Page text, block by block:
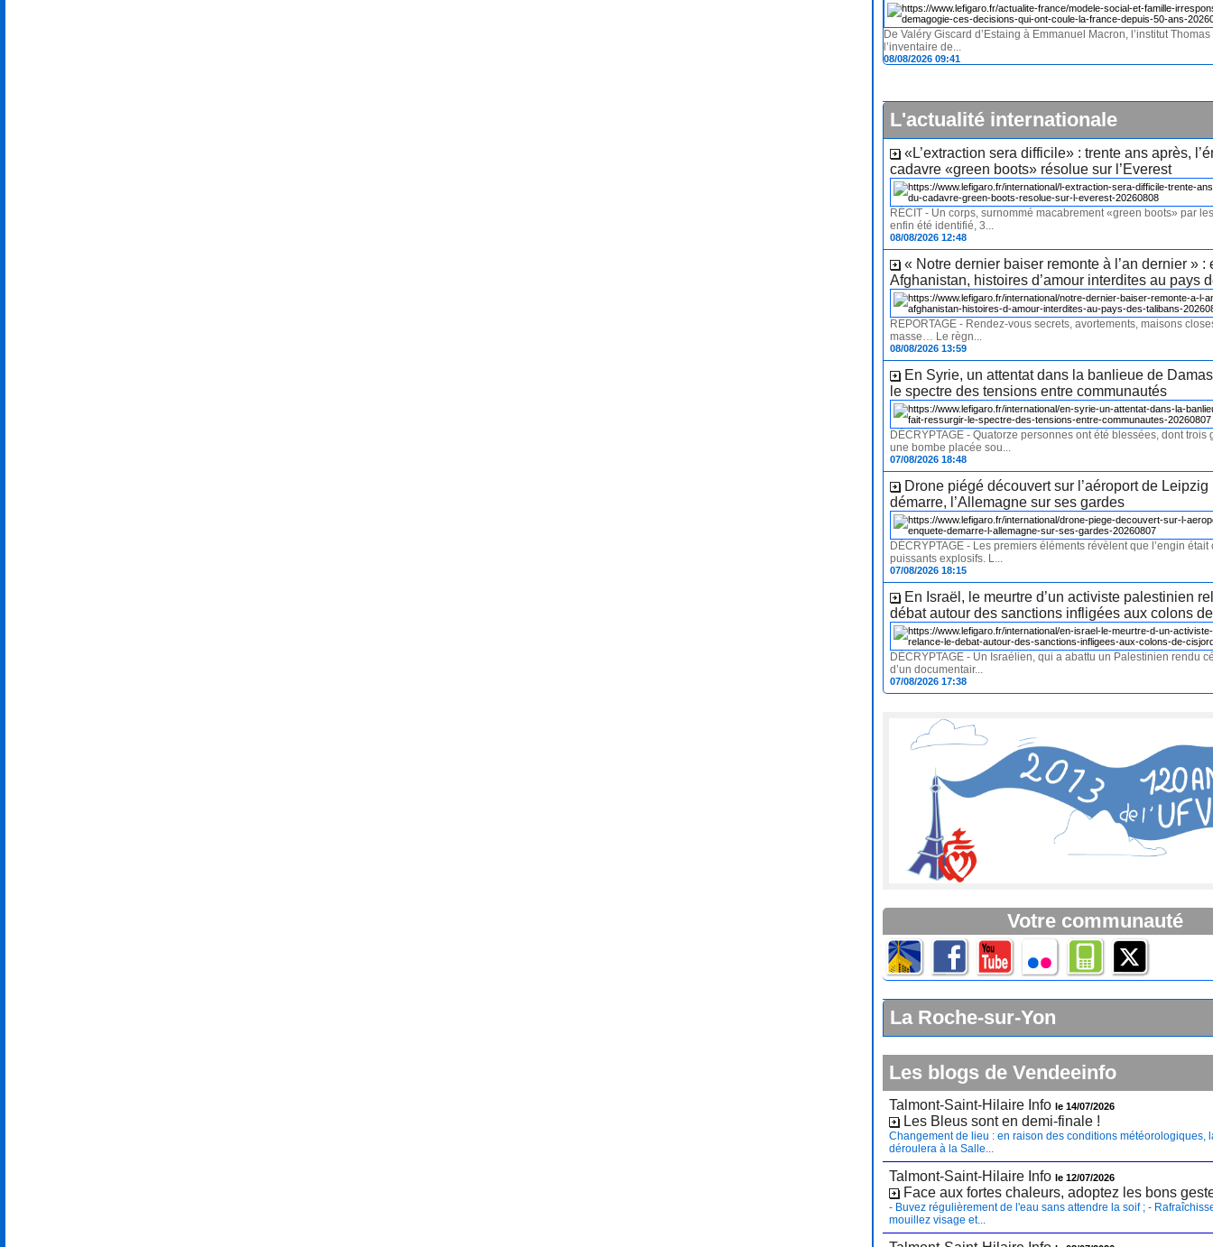
De Valéry Giscard d’Estaing à Emmanuel Macron, l’institut
l’inventaire de...
08/08/2026 09:41
L'actualité internationale
«L’extraction sera difficile» : trente ans après,
cadavre «green boots» résolue sur l’Everest
RÉCIT - Un corps, surnommé macabrement «green boots» par
enfin été identifié, 3...
08/08/2026 12:48
« Notre dernier baiser remonte à l’an dernier » :
Afghanistan, histoires d’amour interdites au pays
REPORTAGE - Rendez-vous secrets, avortements, maisons
masse… Le règn...
08/08/2026 13:59
En Syrie, un attentat dans la banlieue de
le spectre des tensions entre communautés
DÉCRYPTAGE - Quatorze personnes ont été blessées, dont trois
une bombe placée sou...
07/08/2026 18:48
Drone piégé découvert sur l’aéroport de Leipzig
démarre, l’Allemagne sur ses gardes
DÉCRYPTAGE - Les premiers éléments révèlent que l’engin était
puissants explosifs. L...
07/08/2026 18:15
En Israël, le meurtre d’un activiste palestinien
débat autour des sanctions infligées aux colons
DÉCRYPTAGE - Un Israélien, qui a abattu un Palestinien rendu
d’un documentair...
07/08/2026 17:38
Votre communauté
La Roche-sur-Yon
Les blogs de Vendeeinfo
Talmont-Saint-Hilaire Infole 14/07/2026
Les Bleus sont en demi-finale !
Changement de lieu : en raison des conditions météorologiques,
déroulera à la Salle...
Talmont-Saint-Hilaire Infole 12/07/2026
Face aux fortes chaleurs, adoptez les bons
- Buvez régulièrement de l'eau sans attendre la soif ; -
mouillez visage et...